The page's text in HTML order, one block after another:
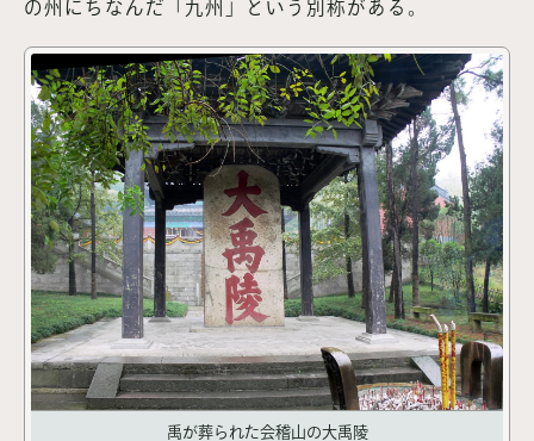
の州にちなんだ「九州」という別称がある。
禹が葬られた会稽山の大禹陵